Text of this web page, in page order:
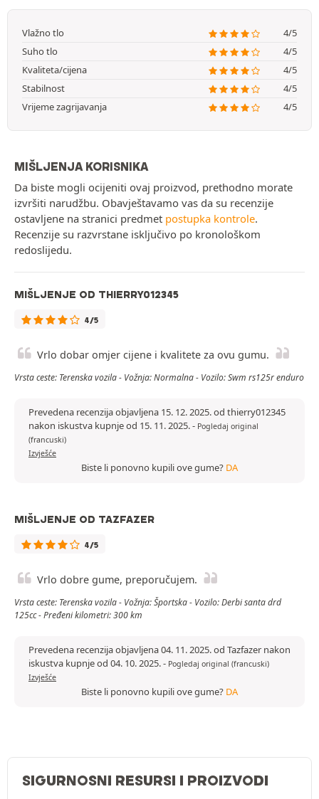
Vlažno tlo
4/5
Suho tlo
4/5
Kvaliteta/cijena
4/5
Stabilnost
4/5
Vrijeme zagrijavanja
4/5
MIŠLJENJA KORISNIKA
Da biste mogli ocijeniti ovaj proizvod, prethodno morate
izvršiti narudžbu. Obavještavamo vas da su recenzije
ostavljene na stranici predmet postupka kontrole.
Recenzije su razvrstane isključivo po kronološkom
redoslijedu.
MIŠLJENJE OD THIERRY012345
4/5
Vrlo dobar omjer cijene i kvalitete za ovu gumu.
Vrsta ceste: Terenska vozila - Vožnja: Normalna - Vozilo: Swm rs125r enduro
Prevedena recenzija objavljena 15. 12. 2025. od thierry012345
nakon iskustva kupnje od 15. 11. 2025.- Pogledaj original
(francuski)
Izvješće
Biste li ponovno kupili ove gume? DA
MIŠLJENJE OD TAZFAZER
4/5
Vrlo dobre gume, preporučujem.
Vrsta ceste: Terenska vozila - Vožnja: Športska - Vozilo: Derbi santa drd
125cc - Pređeni kilometri: 300 km
Prevedena recenzija objavljena 04. 11. 2025. od Tazfazer nakon
iskustva kupnje od 04. 10. 2025.- Pogledaj original (francuski)
Izvješće
Biste li ponovno kupili ove gume? DA
SIGURNOSNI RESURSI I PROIZVODI